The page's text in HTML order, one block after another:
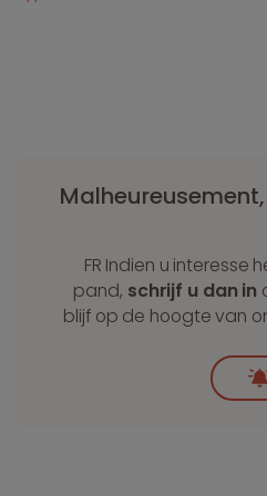
FR Indien u interesse
pand, schrijf u dan in
blijf op de hoogte van